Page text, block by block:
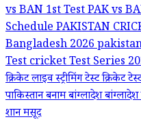
vs BAN 1st TestPAK vs
SchedulePAKISTAN
Bangladesh 2026
Test cricketTest Series
क्रिकेट लाइव स्ट्रीमिंगटेस्ट क्रिकेट
पाकिस्तान बनाम बांग्लादेश
शान मसूद